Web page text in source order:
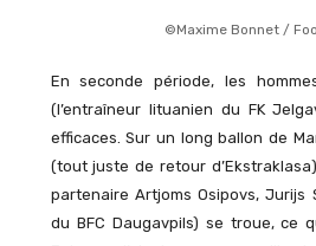
©Maxime Bonnet /
En seconde période, les
(l’entraîneur lituanien du FK
efficaces. Sur un long ballon de
(tout juste de retour
partenaire Artjoms Osipovs, Jurijs
du BFC Daugavpils) se troue, ce